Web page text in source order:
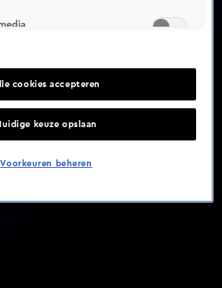
cookies accepteren
keuze opslaan
Voorkeuren beheren